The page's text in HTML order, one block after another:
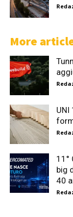
More
UNI
11°
big
40